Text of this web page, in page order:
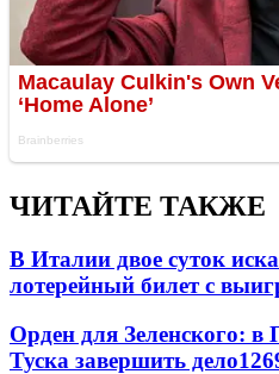
ЧИТАЙТЕ ТАКЖЕ
В Италии двое суток
лотерейный билет с
Орден для Зеленского: в
Туска завершить дело